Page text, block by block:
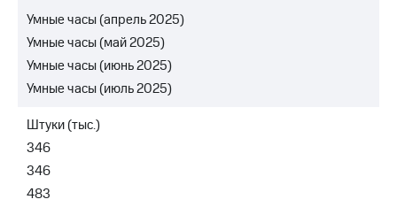
информации
Информация
акционерам
Документы
ПАО
"МТС"
акционеров
Умные часы (апрель 2025)
Умные часы (май 2025)
Умные часы (июнь 2025)
Умные часы (июль 2025)
Штуки (тыс.)
346
346
483